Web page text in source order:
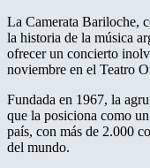
La Camerata Bariloche,
la historia de la música
ofrecer un concierto
noviembre en el Teatro
Fundada en 1967, la
que la posiciona como
país, con más de 2.000
del mundo.